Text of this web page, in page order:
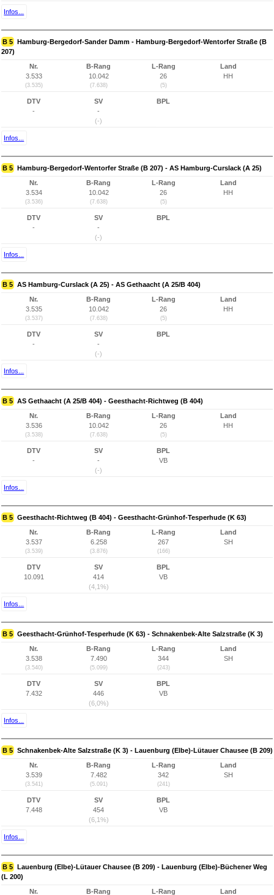
Infos...
B 5 Hamburg-Bergedorf-Sander Damm - Hamburg-Bergedorf-Wentorfer Straße (B
207)
Nr.
3.533
(3.535)
B-Rang
10.042
(7.638)
L-Rang
26
(5)
Land
HH
DTV
-
SV
-
(-)
BPL
Infos...
B 5 Hamburg-Bergedorf-Wentorfer Straße (B 207) - AS Hamburg-Curslack (A 25)
Nr.
3.534
(3.536)
B-Rang
10.042
(7.638)
L-Rang
26
(5)
Land
HH
DTV
-
SV
-
(-)
BPL
Infos...
B 5 AS Hamburg-Curslack (A 25) - AS Gethaacht (A 25/B 404)
Nr.
3.535
(3.537)
B-Rang
10.042
(7.638)
L-Rang
26
(5)
Land
HH
DTV
-
SV
-
(-)
BPL
Infos...
B 5 AS Gethaacht (A 25/B 404) - Geesthacht-Richtweg (B 404)
Nr.
3.536
(3.538)
B-Rang
10.042
(7.638)
L-Rang
26
(5)
Land
HH
DTV
-
SV
-
(-)
BPL
VB
Infos...
B 5 Geesthacht-Richtweg (B 404) - Geesthacht-Grünhof-Tesperhude (K 63)
Nr.
3.537
(3.539)
B-Rang
6.258
(3.876)
L-Rang
267
(166)
Land
SH
DTV
10.091
SV
414
(4,1%)
BPL
VB
Infos...
B 5 Geesthacht-Grünhof-Tesperhude (K 63) - Schnakenbek-Alte Salzstraße (K 3)
Nr.
3.538
(3.540)
B-Rang
7.490
(5.099)
L-Rang
344
(243)
Land
SH
DTV
7.432
SV
446
(6,0%)
BPL
VB
Infos...
B 5 Schnakenbek-Alte Salzstraße (K 3) - Lauenburg (Elbe)-Lütauer Chausee (B 209)
Nr.
3.539
(3.541)
B-Rang
7.482
(5.091)
L-Rang
342
(241)
Land
SH
DTV
7.448
SV
454
(6,1%)
BPL
VB
Infos...
B 5 Lauenburg (Elbe)-Lütauer Chausee (B 209) - Lauenburg (Elbe)-Büchener Weg
(L 200)
Nr.
B-Rang
L-Rang
Land